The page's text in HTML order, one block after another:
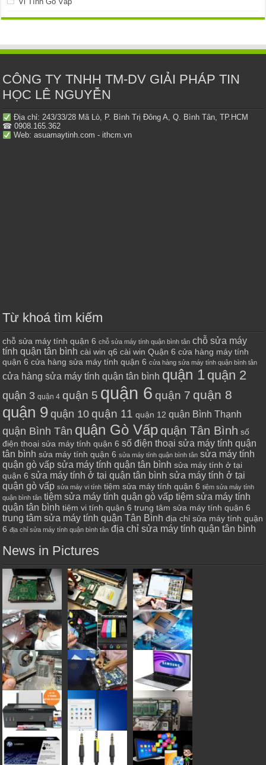
CÔNG TY TNHH TM-DV GIẢI PHÁP TIN
HỌC LÊ NGUYỄN
Địa chỉ: 243/33/28 Mã Lò, P. Bình Trị Đông A, Q. Bình Tân, TP.HCM
☎ 0908.165.362
Web: asuamaytinh.com - ithcm.vn
Từ khoá tìm kiếm
chỗ sửa máy tính quận 6 chỗ sửa máy tính quận bình tân chỗ sửa máy
tính quận tân bình cài win q6 cài win Quận 6 cửa hàng máy tính
quận 6 cửa hàng sửa máy tính quận 6 cửa hàng sửa máy tính quận bình tân
cửa hàng sửa máy tính quận tân bình quận 1 quận 2
quận 3 quận 4 quận 5 quận 6 quận 7 quận 8
quận 9 quận 10 quận 11 quận 12 quận Bình Thạnh
quận Bình Tân quận Gò Vấp quận Tân Bình số
điện thoại sửa máy tính quận 6 số điện thoại sửa máy tính quận
tân bình sửa máy tính quận 6 sửa máy tính quận bình tân sửa máy tính
quận gò vấp sửa máy tính quận tân bình sửa máy tính ở tại
quận 6 sửa máy tính ở tại quận tân bình sửa máy tính ở tại
quận gò vấp sửa máy vi tính tiệm sửa máy tính quận 6 tiệm sửa máy tính
quận bình tân tiệm sửa máy tính quận gò vấp tiệm sửa máy tính
quận tân bình tiệm vi tính quận 6 trung tâm sửa máy tính quận 6
trung tâm sửa máy tính quận Tân Bình địa chỉ sửa máy tính quận
6 địa chỉ sửa máy tính quận bình tân địa chỉ sửa máy tính quận tân bình
News in Pictures